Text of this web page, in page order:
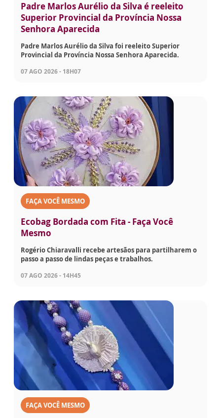
Padre Marlos Aurélio da Silva é reeleito
Superior Provincial da Província Nossa
Senhora Aparecida
Padre Marlos Aurélio da Silva foi reeleito Superior
Provincial da Província Nossa Senhora Aparecida.
07 AGO 2026 - 18H07
FAÇA VOCÊ MESMO
Ecobag Bordada com Fita - Faça Você
Mesmo
Rogério Chiaravalli recebe artesãos para partilharem o
passo a passo de lindas peças e trabalhos.
07 AGO 2026 - 14H45
FAÇA VOCÊ MESMO